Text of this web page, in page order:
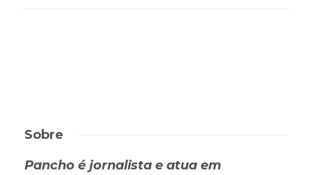
Sobre
Pancho é jornalista e atua em